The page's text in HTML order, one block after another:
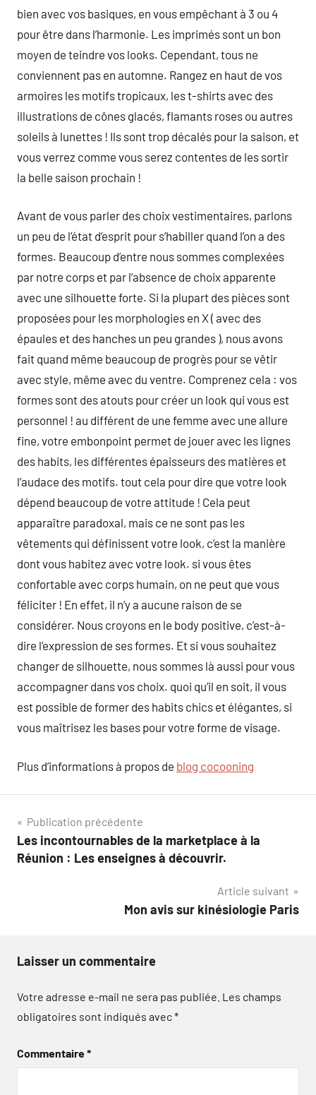
bien avec vos basiques, en vous empêchant à 3 ou 4
pour être dans l’harmonie. Les imprimés sont un bon
moyen de teindre vos looks. Cependant, tous ne
conviennent pas en automne. Rangez en haut de vos
armoires les motifs tropicaux, les t-shirts avec des
illustrations de cônes glacés, flamants roses ou autres
soleils à lunettes ! Ils sont trop décalés pour la saison, et
vous verrez comme vous serez contentes de les sortir
la belle saison prochain !
Avant de vous parler des choix vestimentaires, parlons
un peu de l’état d’esprit pour s’habiller quand l’on a des
formes. Beaucoup d’entre nous sommes complexées
par notre corps et par l’absence de choix apparente
avec une silhouette forte. Si la plupart des pièces sont
proposées pour les morphologies en X ( avec des
épaules et des hanches un peu grandes ), nous avons
fait quand même beaucoup de progrès pour se vêtir
avec style, même avec du ventre. Comprenez cela : vos
formes sont des atouts pour créer un look qui vous est
personnel ! au différent de une femme avec une allure
fine, votre embonpoint permet de jouer avec les lignes
des habits, les différentes épaisseurs des matières et
l’audace des motifs. tout cela pour dire que votre look
dépend beaucoup de votre attitude ! Cela peut
apparaître paradoxal, mais ce ne sont pas les
vêtements qui définissent votre look, c’est la manière
dont vous habitez avec votre look. si vous êtes
confortable avec corps humain, on ne peut que vous
féliciter ! En effet, il n’y a aucune raison de se
considérer. Nous croyons en le body positive, c’est-à-
dire l’expression de ses formes. Et si vous souhaitez
changer de silhouette, nous sommes là aussi pour vous
accompagner dans vos choix. quoi qu’il en soit, il vous
est possible de former des habits chics et élégantes, si
vous maîtrisez les bases pour votre forme de visage.
Plus d’informations à propos de blog cocooning
Navigation
de
Publication précédente
Les incontournables de la marketplace à la
Réunion : Les enseignes à découvrir.
Article suivant
Mon avis sur kinésiologie Paris
Laisser un commentaire
Votre adresse e-mail ne sera pas publiée. Les champs
obligatoires sont indiqués avec*
Commentaire*